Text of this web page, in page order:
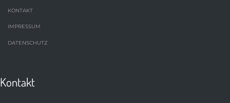
KONTAKT
IMPRESSUM
DATENSCHUTZ
Kontakt